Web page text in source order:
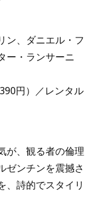
ン、ダニエル・フ
ー・ランサーニ
円）／レンタル
が、観る者の倫理
ゼンチンを震撼さ
、詩的でスタイリ